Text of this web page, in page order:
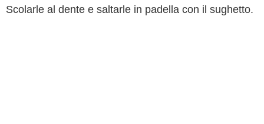
Scolarle al dente e saltarle in padella con il sughetto.